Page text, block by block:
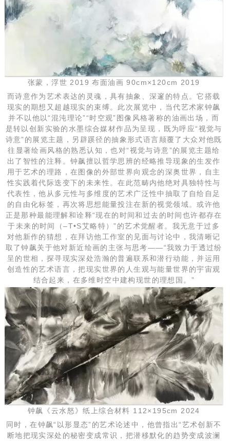
张蒙，浮世 2019 布面油画 90cm×120cm 2019
而诗意作为艺术表达的灵魂，具有抽象、深邃的特点。它搭载
现实的期想又超越现实的束缚。此次展览中，当代艺术家钟飙
并不以他以“混沌理论”“时空观”图像风格著称的油画出场，而
是转以创新实验的水墨综合媒材作品为呈现，既为呼应“视觉与
诗意”的展览主题，另辟蹊径的抽象形式语言颠覆了大众对他既
往显著绘画风格的熟悉认知，也对“视觉与诗意”的展览主题给
出了智性的注释。钟飙擅以哲学思辨的经略推导现象的生发作
用于艺术的理路，在图像的外部世界向观念的深奥世界，自主
性实践着代际迭变下的未来性。在此范畴内他绝对具独特性与
代表性，他从多元性与多维度的艺术广泛性中抽取了自给自足
的自由化标签，再次将思想能量投注在新的视觉领域。或许他
正是那种最能理解和诠释“现在的时间和过去的时间也许都存在
于未来的时间（–T•S艾略特）”的艺术觉醒者。我无意于过多
对他新作的猜想，在拜访他工作室的见面与讨论中，我清晰记
取了钟飙关于他对新近绘画的主张与思考——“我致力于透过纷
呈的世相，探寻现实深处浩瀚的普遍联系和潜行动能，并运用
创造性的艺术语言，把现实世界的人生观与能量世界的宇宙观
结合起来，在多维时空中建构现世的理想国。”
钟飙《云水怒》纸上综合材料 112×195cm 2024
同时，在钟飙“以形显态”的艺术论述中，他曾指出“艺术创新不
断地把现实深处的秘密变成常识，把潜移默化的趋势变成波澜